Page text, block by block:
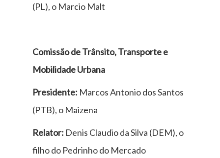
(PL), o Marcio Malt
Comissão de Trânsito, Transporte e
Mobilidade Urbana
Presidente: Marcos Antonio dos Santos
(PTB), o Maizena
Relator: Denis Claudio da Silva (DEM), o
filho do Pedrinho do Mercado